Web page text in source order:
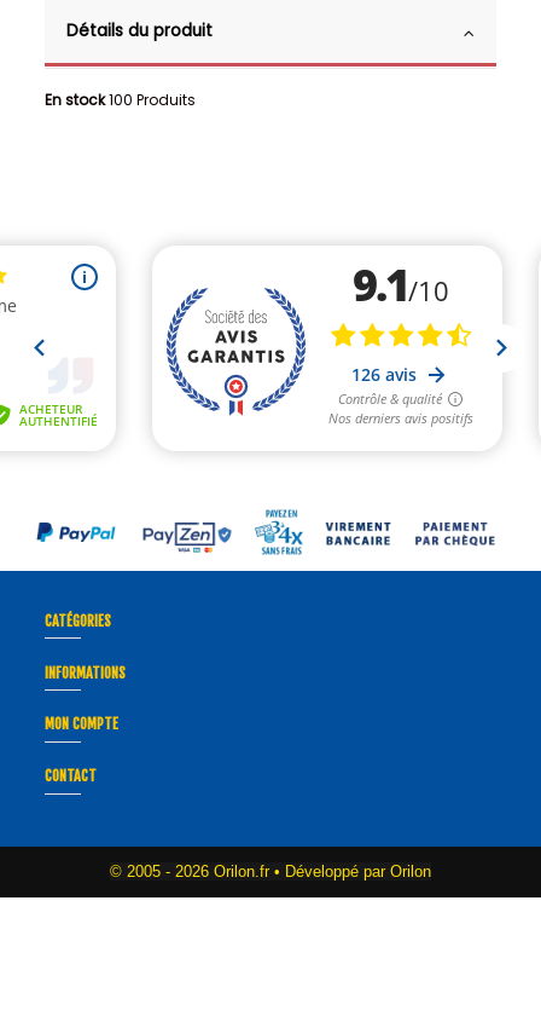
Détails du produit
En stock100 Produits
CATÉGORIES
INFORMATIONS
MON COMPTE
CONTACT
© 2005 - 2026 Orilon.fr • Développé par Orilon